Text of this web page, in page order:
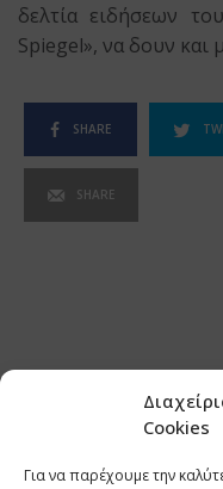
Cookies
Για να παρέχουμε την
δελτία ειδήσεων
Spiegel», να δουν και
SHARE
SHARE